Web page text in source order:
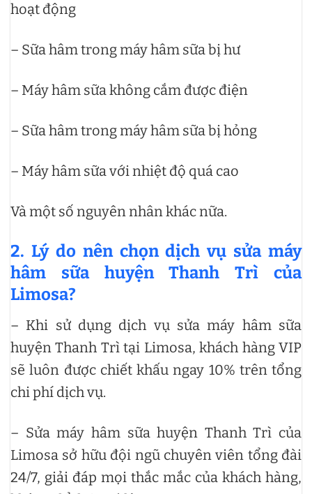
hoạt động
– Sữa hâm trong máy hâm sữa bị hư
– Máy hâm sữa không cắm được điện
– Sữa hâm trong máy hâm sữa bị hỏng
– Máy hâm sữa với nhiệt độ quá cao
Và một số nguyên nhân khác nữa.
2. Lý do nên chọn dịch vụ sửa máy
hâm sữa huyện Thanh Trì của
Limosa?
– Khi sử dụng dịch vụ sửa máy hâm sữa
huyện Thanh Trì tại Limosa, khách hàng VIP
sẽ luôn được chiết khấu ngay 10% trên tổng
chi phí dịch vụ.
– Sửa máy hâm sữa huyện Thanh Trì của
Limosa sở hữu đội ngũ chuyên viên tổng đài
24/7, giải đáp mọi thắc mắc của khách hàng,